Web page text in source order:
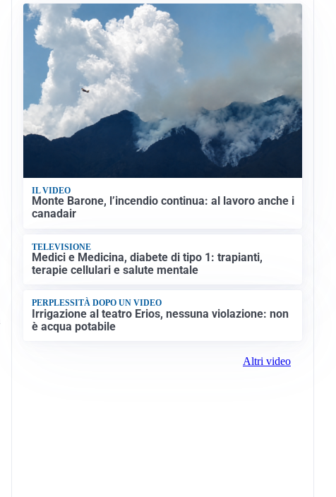
IL VIDEO
Monte Barone, l’incendio continua: al lavoro anche i
canadair
TELEVISIONE
Medici e Medicina, diabete di tipo 1: trapianti,
terapie cellulari e salute mentale
PERPLESSITÀ DOPO UN VIDEO
Irrigazione al teatro Erios, nessuna violazione: non
è acqua potabile
Altri video